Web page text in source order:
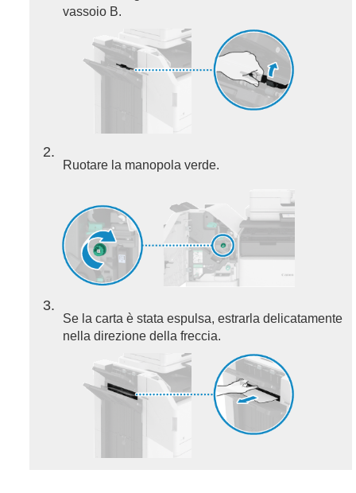
vassoio B.
2
Ruotare la manopola verde.
3
Se la carta è stata espulsa, estrarla delicatamente
nella direzione della freccia.